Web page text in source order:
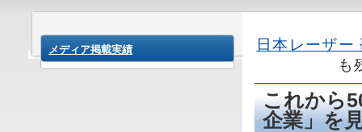
日本レーザー
も
これから
企業」を
メディア掲載実績